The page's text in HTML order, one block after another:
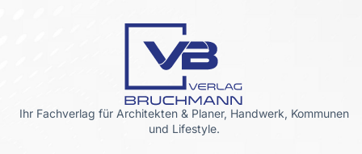
Ihr Fachverlag für Architekten & Planer, Handwerk, Kommunen
und Lifestyle.